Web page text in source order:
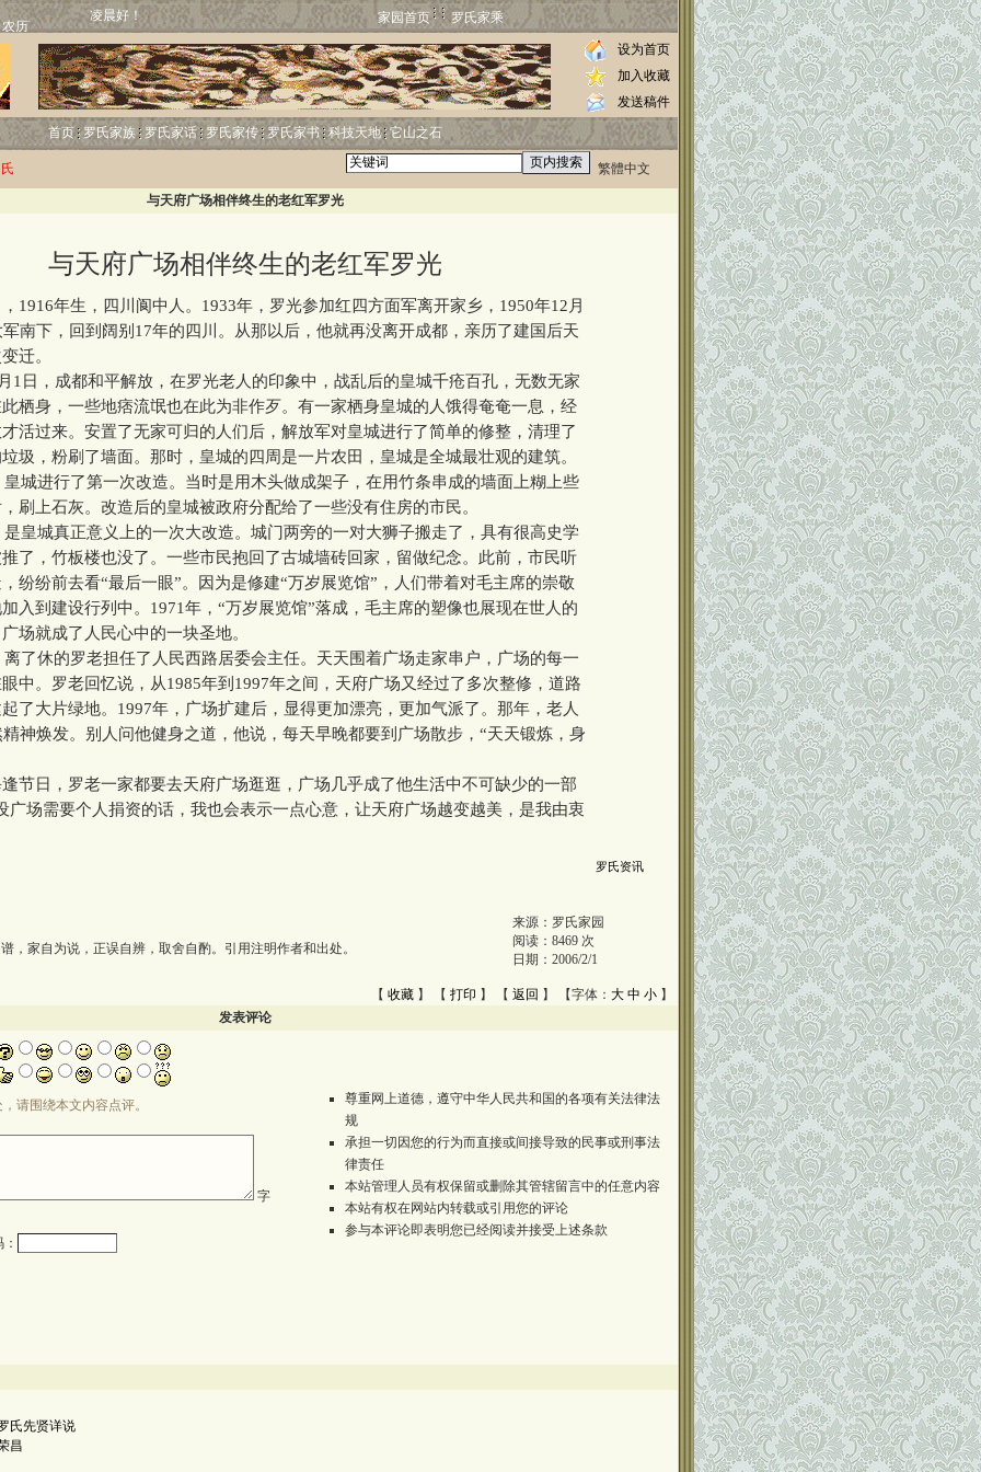
凌晨好！ 家园首页 罗氏家乘
设为首页
加入收藏
发送稿件
首页 罗氏家族 罗氏家话 罗氏家传 罗氏家书 科技天地 它山之石
繁體中文
与天府广场相伴终生的老红军罗光
与天府广场相伴终生的老红军罗光
年生，四川阆中人。1933年，罗光参加红四方面军离开家乡，1950年12月
南下，回到阔别17年的四川。从那以后，他就再没离开成都，亲历了建国后天
迁。
，成都和平解放，在罗光老人的印象中，战乱后的皇城千疮百孔，无数无家
栖身，一些地痞流氓也在此为非作歹。有一家栖身皇城的人饿得奄奄一息，经
活过来。安置了无家可归的人们后，解放军对皇城进行了简单的修整，清理了
圾，粉刷了墙面。那时，皇城的四周是一片农田，皇城是全城最壮观的建筑。
进行了第一次改造。当时是用木头做成架子，在用竹条串成的墙面上糊上些
刷上石灰。改造后的皇城被政府分配给了一些没有住房的市民。
城真正意义上的一次大改造。城门两旁的一对大狮子搬走了，具有很高史学
了，竹板楼也没了。一些市民抱回了古城墙砖回家，留做纪念。此前，市民听
纷纷前去看“最后一眼”。因为是修建“万岁展览馆”，人们带着对毛主席的崇敬
入到建设行列中。1971年，“万岁展览馆”落成，毛主席的塑像也展现在世人的
场就成了人民心中的一块圣地。
休的罗老担任了人民西路居委会主任。天天围着广场走家串户，广场的每一
中。罗老回忆说，从1985年到1997年之间，天府广场又经过了多次整修，道路
了大片绿地。1997年，广场扩建后，显得更加漂亮，更加气派了。那年，老人
神焕发。别人问他健身之道，他说，每天早晚都要到广场散步，“天天锻炼，身
日，罗老一家都要去天府广场逛逛，广场几乎成了他生活中不可缺少的一部
广场需要个人捐资的话，我也会表示一点心意，让天府广场越变越美，是我由衷
罗氏资讯
，家自为说，正误自辨，取舍自酌。引用注明作者和出处。
来源： 罗氏家园
阅读： 8469 次
日期： 2006/2/1
【 收藏 】 【 打印 】 【 返回 】 【字体： 大 中 小 】
发表评论
请围绕本文内容点评。
字
尊重网上道德，遵守中华人民共和国的各项有关法律法
规
承担一切因您的行为而直接或间接导致的民事或刑事法
律责任
本站管理人员有权保留或删除其管辖留言中的任意内容
本站有权在网站内转载或引用您的评论
参与本评论即表明您已经阅读并接受上述条款
氏先贤详说
昌